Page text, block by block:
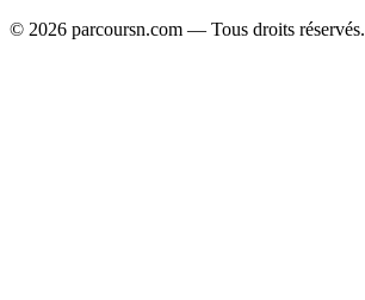
© 2026 parcoursn.com — Tous droits réservés.